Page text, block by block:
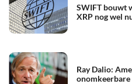
SWIFT bouwt
XRP nog wel
Ray Dalio: